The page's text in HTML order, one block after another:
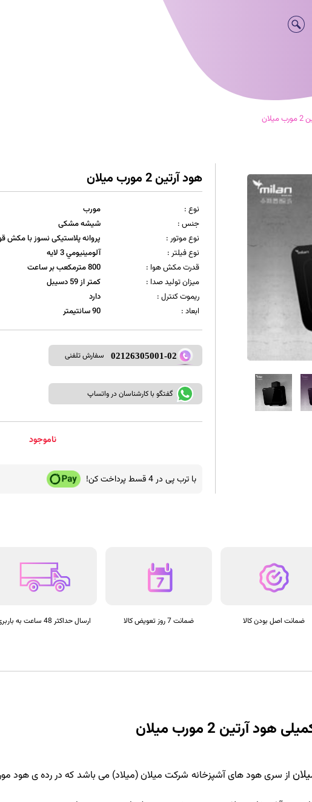
هود آرتین 2 مورب میلان
نوع :
مورب
جنس :
شیشه مشکی
نوع موتور :
پروانه پلاستیکی نسوز با مکش
نوع فیلتر :
آلومينيومي 3 لایه
قدرت مکش هوا :
800 مترمکعب بر ساعت
میزان تولید صدا :
کمتر از 59 دسیبل
ریموت کنترل :
دارد
ابعاد :
90 سانتیمتر
02126305001-02 سفارش تلفنی
گفتگو با کارشناسان در واتساپ
ناموجود
با ترب پی در 4 قسط پرداخت کن!
ضمانت اصل بودن کالا ضمانت 7 روز تعویض کالا ارسال حداکثر 48 ساعت به باربری
آرتین 2 مورب میلان
از سری هود های آشپزخانه شرکت میلان (میلاد) می باشد که در رده ی هود